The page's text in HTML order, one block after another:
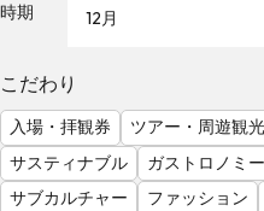
る
気
を
見
る
時期 12月
こだわり
入場・拝観券 ツアー・周遊観光
サスティナブル
ガストロノミー
サブカルチャー
ファッション